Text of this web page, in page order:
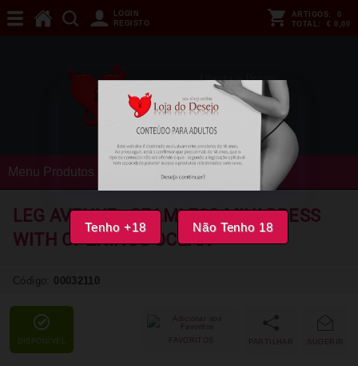
Tenho +18 Não Tenho 18
LOGIN
REGISTO
ARTIGOS:
0
TOTAL: € 0,00
Menu Produtos
LEG AVENUE - SEAMLESS MINI DRESS
WITH OPENINGS OCEAN
Código: 00032110
DISPONÍVEL SUGERIR
FAVORITOS